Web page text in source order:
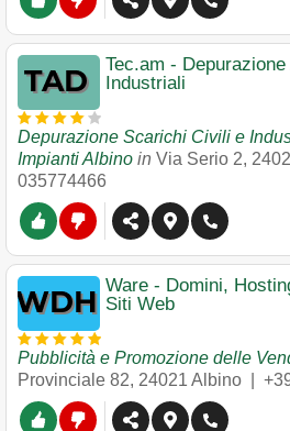
Tec.am -
Industriali
Depurazione Scarichi Civili e
Impianti Albino in Via Serio 2,
035774466
Ware - Domini,
Siti Web
Pubblicità e Promozione delle
Provinciale 82, 24021 Albino